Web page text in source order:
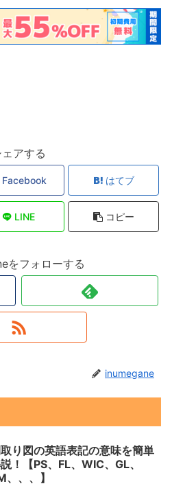
ェアする
Facebook はてブ
LINE コピー
をフォローする
inumegane
り図の英語表記の意味を簡単
！【PS、FL、WIC、GL、
、、、】